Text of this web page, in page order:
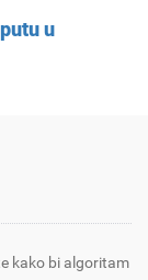
u
kako bi algoritam